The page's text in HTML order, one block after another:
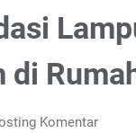
di
Komentar